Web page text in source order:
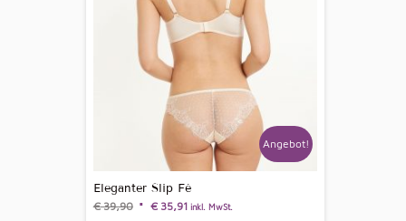
Eleganter Slip Fé
€39,90 €35,91 inkl. MwSt.
Angebot!